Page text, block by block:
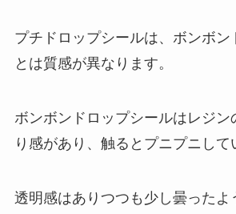
プチドロップシールは、ボンボン
とは質感が異なります。
ボンボンドロップシールはレジン
り感があり、触るとプニプニして
透明感はありつつも少し曇ったよ